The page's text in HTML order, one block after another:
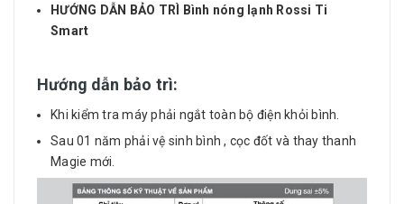
HƯỚNG DẪN BẢO TRÌ Bình nóng lạnh Rossi Ti
Smart
Hướng dẫn bảo trì:
Khi kiểm tra máy phải ngắt toàn bộ điện khỏi bình.
Sau 01 năm phải vệ sinh bình , cọc đốt và thay thanh
Magie mới.